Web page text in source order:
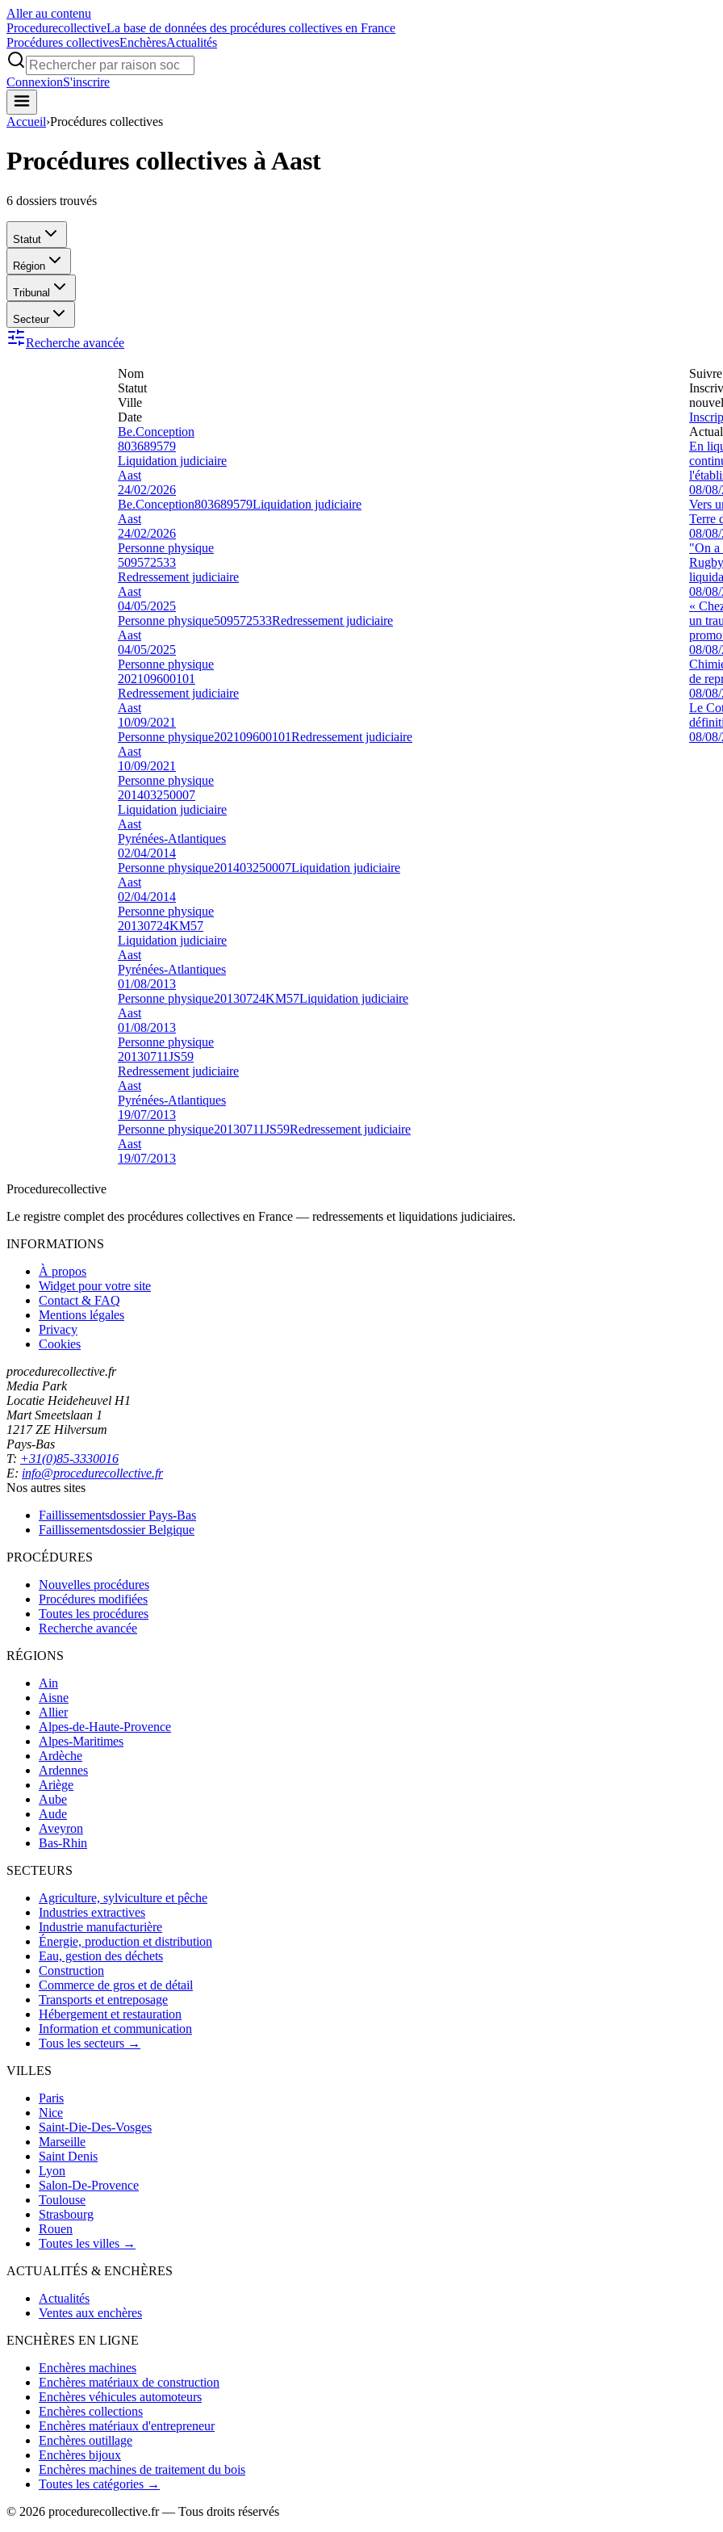
Aller au contenu
ProcedurecollectiveLa base de données des procédures collectives en France
Procédures collectivesEnchèresActualités
ConnexionS'inscrire
Accueil›Procédures collectives
Procédures collectives à Aast
6 dossiers trouvés
Statut
Région
Tribunal
Secteur
Recherche avancée
Nom
Statut
Ville
Date
Be.Conception
803689579
Liquidation judiciaire
Aast
24/02/2026
Be.Conception803689579Liquidation judiciaire
Aast
24/02/2026
Personne physique
509572533
Redressement judiciaire
Aast
04/05/2025
Personne physique509572533Redressement judiciaire
Aast
04/05/2025
Personne physique
202109600101
Redressement judiciaire
Aast
10/09/2021
Personne physique202109600101Redressement judiciaire
Aast
10/09/2021
Personne physique
201403250007
Liquidation judiciaire
Aast
Pyrénées-Atlantiques
02/04/2014
Personne physique201403250007Liquidation judiciaire
Aast
02/04/2014
Personne physique
20130724KM57
Liquidation judiciaire
Aast
Pyrénées-Atlantiques
01/08/2013
Personne physique20130724KM57Liquidation judiciaire
Aast
01/08/2013
Personne physique
20130711JS59
Redressement judiciaire
Aast
Pyrénées-Atlantiques
19/07/2013
Personne physique20130711JS59Redressement judiciaire
Aast
19/07/2013
En
08/
Vers
Terre
08/
"On a
08/
«
un
08/
de
08/
Le
08/
Procedurecollective
Le registre complet des procédures collectives en France — redressements et liquidations judiciaires.
INFORMATIONS
À propos
Widget pour votre site
Contact & FAQ
Mentions légales
Privacy
Cookies
procedurecollective.fr
Media Park
Locatie Heideheuvel H1
Mart Smeetslaan 1
1217 ZE Hilversum
Pays-Bas
T: +31(0)85-3330016
E: info@procedurecollective.fr
Nos autres sites
Faillissementsdossier Pays-Bas
Faillissementsdossier Belgique
PROCÉDURES
Nouvelles procédures
Procédures modifiées
Toutes les procédures
Recherche avancée
RÉGIONS
Ain
Aisne
Allier
Alpes-de-Haute-Provence
Alpes-Maritimes
Ardèche
Ardennes
Ariège
Aube
Aude
Aveyron
Bas-Rhin
SECTEURS
Agriculture, sylviculture et pêche
Industries extractives
Industrie manufacturière
Énergie, production et distribution
Eau, gestion des déchets
Construction
Commerce de gros et de détail
Transports et entreposage
Hébergement et restauration
Information et communication
Tous les secteurs →
VILLES
Paris
Nice
Saint-Die-Des-Vosges
Marseille
Saint Denis
Lyon
Salon-De-Provence
Toulouse
Strasbourg
Rouen
Toutes les villes →
ACTUALITÉS & ENCHÈRES
Actualités
Ventes aux enchères
ENCHÈRES EN LIGNE
Enchères machines
Enchères matériaux de construction
Enchères véhicules automoteurs
Enchères collections
Enchères matériaux d'entrepreneur
Enchères outillage
Enchères bijoux
Enchères machines de traitement du bois
Toutes les catégories →
© 2026 procedurecollective.fr — Tous droits réservés